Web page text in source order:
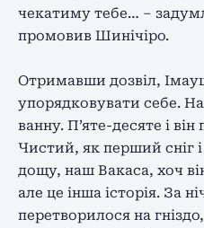
чекатиму тебе… –
промовив Шинічіро.
Отримавши дозвіл,
упорядковувати себе.
ванну. П’яте-десяте і
Чистий, як перший сніг
дощу, наш Вакаса, хоч
але це інша історія. За
перетворилося на